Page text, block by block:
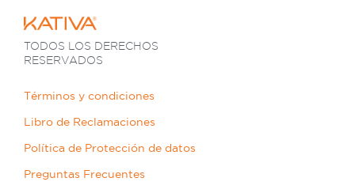
TODOS LOS DERECHOS
RESERVADOS
Términos y condiciones
Libro de Reclamaciones
Política de Protección de datos
Preguntas Frecuentes